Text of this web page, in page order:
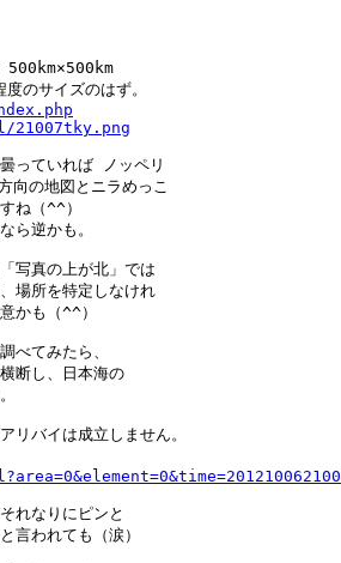
のサイズのはず。
っていれば ノッペリ
の地図とニラめっこ
ね（^^）
ら逆かも。
写真の上が北」では
場所を特定しなけれ
かも（^^）
べてみたら、
断し、日本海の
リバイは成立しません。
れなりにピンと
言われても（涙）